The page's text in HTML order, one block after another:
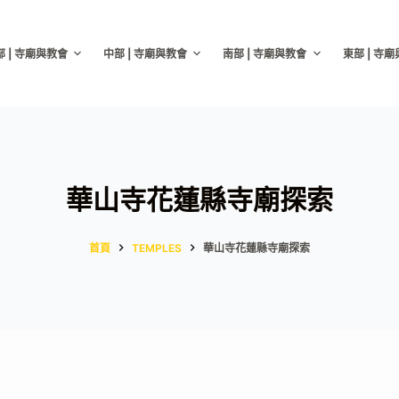
| 寺廟與教會 中部 | 寺廟與教會 南部 | 寺廟與教會 東部 | 寺廟
華山寺花蓮縣寺廟探索
首頁 TEMPLES 華山寺花蓮縣寺廟探索